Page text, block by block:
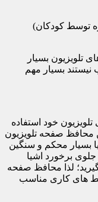
توسط کودکان)
تلویزیون بسیار
نیستند بسیار مهم
خود استفاده
محافظ صفحه تلویزیون
بسیار محکم و سنگین
برخورد اشیا
لذا محافظ صفحه
های کاری مناسب